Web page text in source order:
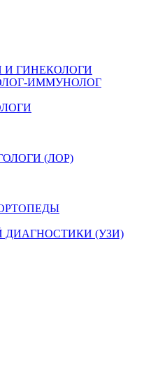
ГИНЕКОЛОГИ
ИММУНОЛОГ
(ЛОР)
ДИАГНОСТИКИ (УЗИ)